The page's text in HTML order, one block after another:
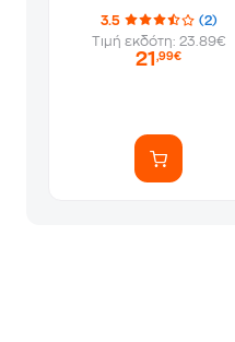
3.5
(2)
Τιμή εκδότη: 23.89€
21,99€